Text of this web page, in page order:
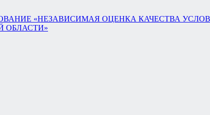
«НЕЗАВИСИМАЯ ОЦЕНКА КАЧЕСТВА
ОБЛАСТИ»